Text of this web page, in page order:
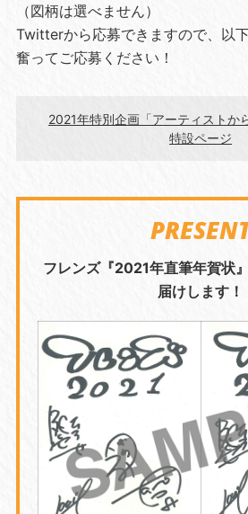
（図柄は選べません）
Twitterから応募できますので、以
奮ってご応募ください！
2021年特別企画「アーティストか
特設ページ
フレンズ『2021年直筆年賀状
届けします！